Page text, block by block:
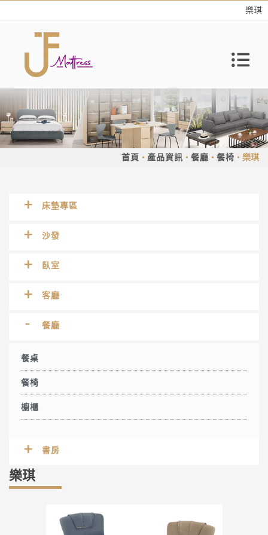
樂琪
首頁 產品資訊 餐廳 餐椅 樂琪
床墊專區
沙發
臥室
客廳
餐廳
餐桌
餐椅
櫥櫃
書房
樂琪